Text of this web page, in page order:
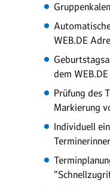
WEB.DE
dem
Prüfung des
Markierung
Individuell